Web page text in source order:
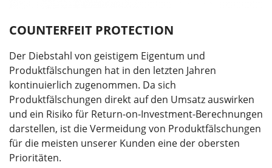
COUNTERFEIT PROTECTION
Der Diebstahl von geistigem Eigentum und
Produktfälschungen hat in den letzten Jahren
kontinuierlich zugenommen. Da sich
Produktfälschungen direkt auf den Umsatz auswirken
und ein Risiko für Return-on-Investment-Berechnungen
darstellen, ist die Vermeidung von Produktfälschungen
für die meisten unserer Kunden eine der obersten
Prioritäten.